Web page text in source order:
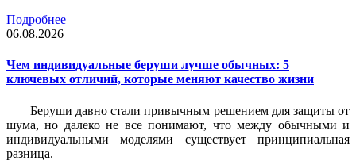
Подробнее
06.08.2026
Чем индивидуальные беруши лучше обычных: 5
ключевых отличий, которые меняют качество жизни
Беруши давно стали привычным решением для защиты от
шума, но далеко не все понимают, что между обычными и
индивидуальными моделями существует принципиальная
разница.